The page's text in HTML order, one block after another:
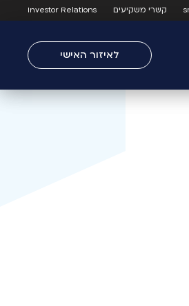
קשרי משקיעים Investor Relations
לאיזור האישי